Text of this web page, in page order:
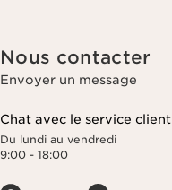
Nous contacter
Envoyer un message
Chat avec le service client
Du lundi au vendredi
9:00 - 18:00